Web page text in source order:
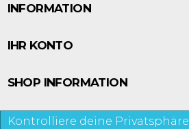
INFORMATION
IHR KONTO
SHOP INFORMATION
Kontrolliere deine Privatsphäre